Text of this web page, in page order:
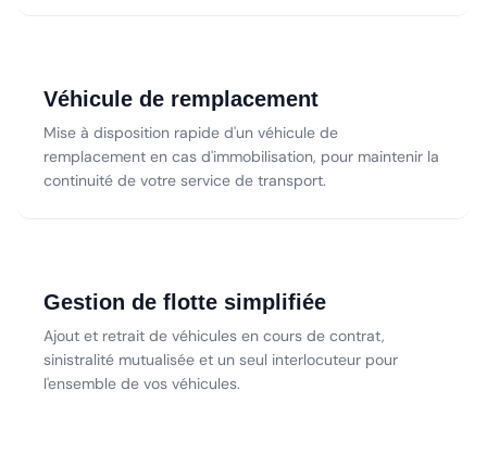
Véhicule de remplacement
Mise à disposition rapide d'un véhicule de
remplacement en cas d'immobilisation, pour maintenir la
continuité de votre service de transport.
Gestion de flotte simplifiée
Ajout et retrait de véhicules en cours de contrat,
sinistralité mutualisée et un seul interlocuteur pour
l'ensemble de vos véhicules.